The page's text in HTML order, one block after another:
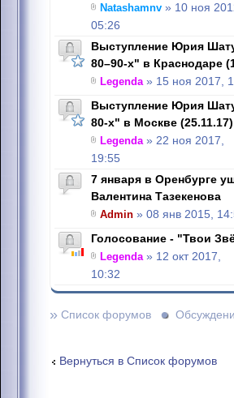
Natashamnv » 10 ноя
05:26
Выступление Юрия
80–90-х" в Краснодаре
Legenda» 15 ноя 2017,
Выступление Юрия
80-х" в Москве (25.11.17)
Legenda» 22 ноя 2017,
19:55
7 января в Оренбурге
Валентина Тазекенова
Admin » 08 янв 2015,
Голосование - "Твои
Legenda» 12 окт 2017,
10:32
» Список форумов
Вернуться в Список форумов